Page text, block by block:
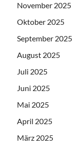
November 2025
Oktober 2025
September 2025
August 2025
Juli 2025
Juni 2025
Mai 2025
April 2025
März 2025